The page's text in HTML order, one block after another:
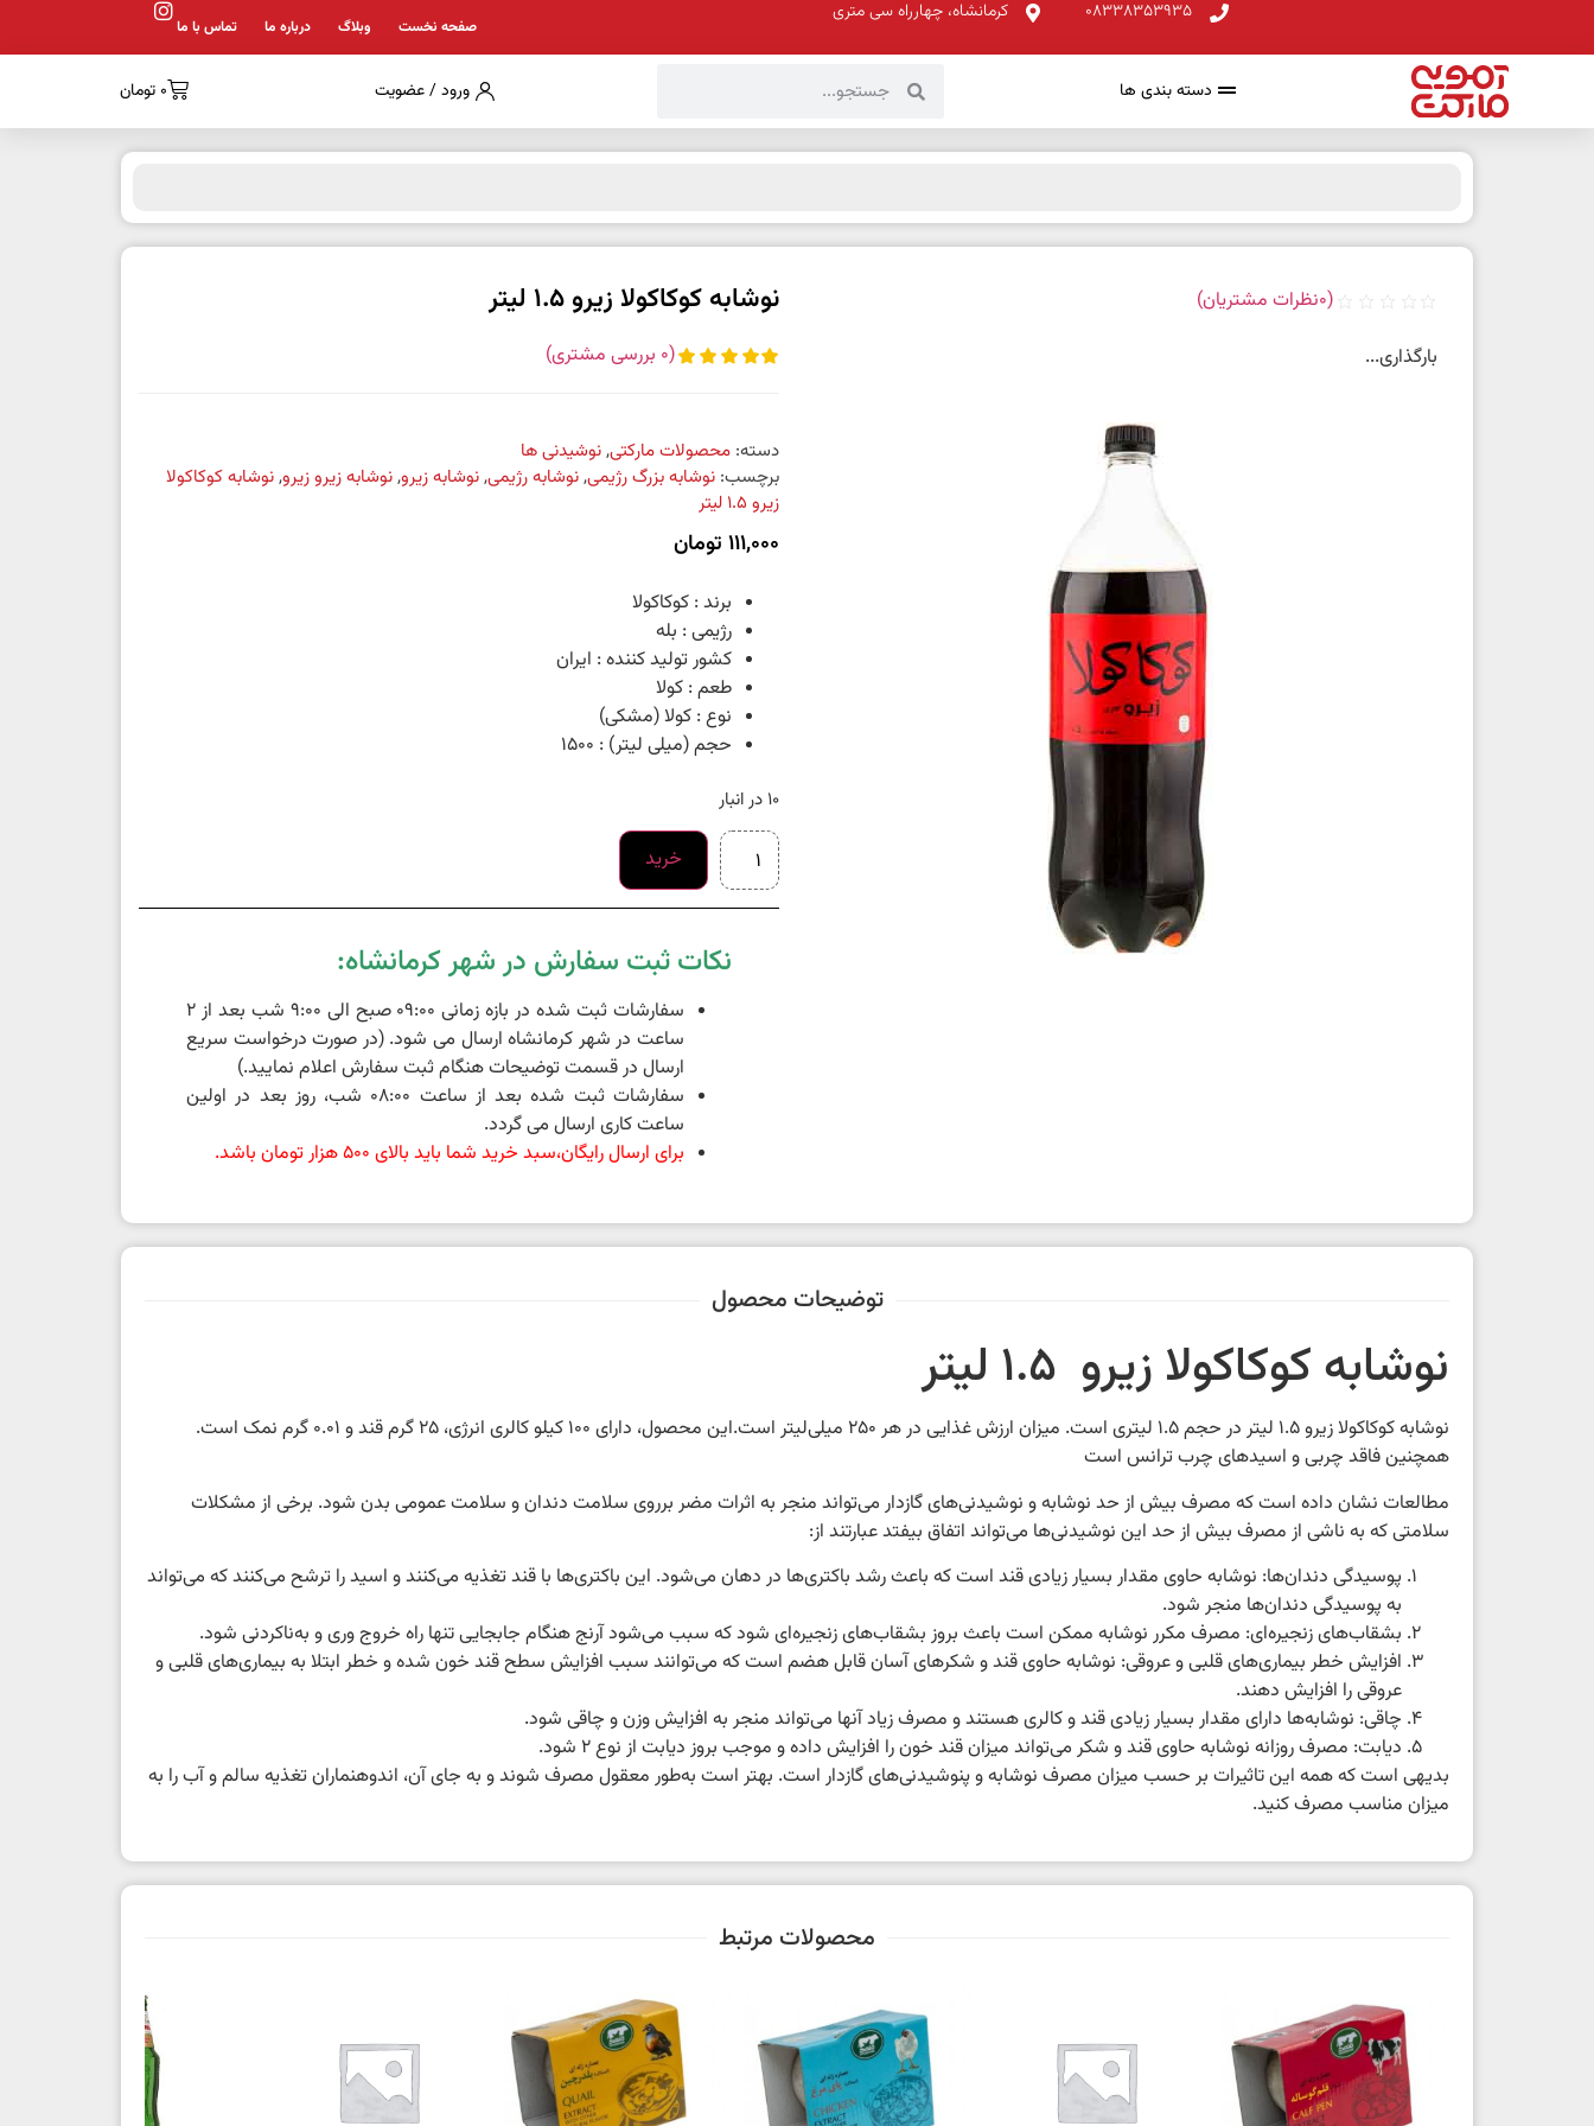
08338353935 کرمانشاه، چهارراه سی متری
صفحه نخست وبلاگ درباره ما تماس با ما
دسته بندی ها ورود / عضویت 0 تومان
(
0نظرات مشتریان)
بارگذاری...
نوشابه کوکاکولا زیرو 1.5 لیتر
(
0 بررسی مشتری)
دسته: محصولات مارکتی,نوشیدنی ها
برچسب: نوشابه بزرگ رژیمی,نوشابه رژیمی,نوشابه زیرو,نوشابه زیرو زیرو,نوشابه کوکاکولا
زیرو 1.5 لیتر
111,000 تومان
برند : کوکاکولا
رژیمی : بله
کشور تولید کننده : ایران
طعم : کولا
نوع : کولا (مشکی)
حجم (میلی لیتر) : 1500
10 در انبار
خرید
نکات ثبت سفارش در شهر کرمانشاه:
سفارشات ثبت شده در بازه زمانی 09:00 صبح الی 9:00 شب بعد از 2
ساعت در شهر کرمانشاه ارسال می شود. (در صورت درخواست سریع
ارسال در قسمت توضیحات هنگام ثبت سفارش اعلام نمایید.)
سفارشات ثبت شده بعد از ساعت 08:00 شب، روز بعد در اولین
ساعت کاری ارسال می گردد.
برای ارسال رایگان،سبد خرید شما باید بالای 500 هزار تومان باشد.
توضیحات محصول
نوشابه کوکاکولا زیرو 1.5 لیتر
نوشابه کوکاکولا زیرو 1.5 لیتر در حجم 1.5 لیتری است. میزان ارزش غذایی در هر 250 میلی‌لیتر است.این محصول، دارای 100 کیلو کالری انرژی، 25 گرم قند و 0.01 گرم نمک است.
همچنین فاقد چربی و اسیدهای چرب ترانس است
مطالعات نشان داده است که مصرف بیش از حد نوشابه و نوشیدنی‌های گازدار می‌تواند منجر به اثرات مضر برروی سلامت دندان و سلامت عمومی بدن شود. برخی از مشکلات
سلامتی که به ناشی از مصرف بیش از حد این نوشیدنی‌ها می‌تواند اتفاق بیفتد عبارتند از:
پوسیدگی دندان‌ها: نوشابه حاوی مقدار بسیار زیادی قند است که باعث رشد باکتری‌ها در دهان می‌شود. این باکتری‌ها با قند تغذیه می‌کنند و اسید را ترشح می‌کنند که می‌تواند
به پوسیدگی دندان‌ها منجر شود.
بشقاب‌های زنجیره‌ای: مصرف مکرر نوشابه ممکن است باعث بروز بشقاب‌های زنجیره‌ای شود که سبب می‌شود آرنج هنگام جابجایی تنها راه خروج وری و به‌ناکردنی شود.
افزایش خطر بیماری‌های قلبی و عروقی: نوشابه حاوی قند و شکرهای آسان قابل هضم است که می‌توانند سبب افزایش سطح قند خون شده و خطر ابتلا به بیماری‌های قلبی و
عروقی را افزایش دهند.
چاقی: نوشابه‌ها دارای مقدار بسیار زیادی قند و کالری هستند و مصرف زیاد آنها می‌تواند منجر به افزایش وزن و چاقی شود.
دیابت: مصرف روزانه نوشابه حاوی قند و شکر می‌تواند میزان قند خون را افزایش داده و موجب بروز دیابت از نوع ۲ شود.
بدیهی است که همه این تاثیرات بر حسب میزان مصرف نوشابه و پنوشیدنی‌های گازدار است. بهتر است به‌طور معقول مصرف شوند و به جای آن، اندوهنماران تغذیه سالم و آب را به
میزان مناسب مصرف کنید.
محصولات مرتبط